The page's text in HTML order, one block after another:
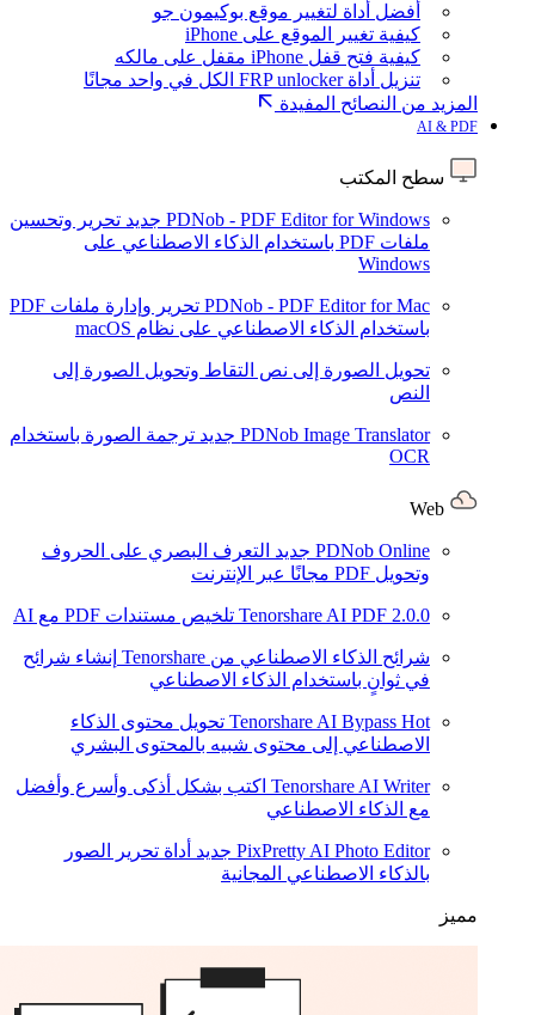
أفضل أداة لتغيير موقع بوكيمون جو
كيفية تغيير الموقع على iPhone
كيفية فتح قفل iPhone مقفل على مالكه
تنزيل أداة FRP unlocker الكل في واحد مجانًا
المزيد من النصائح المفيدة
AI & PDF
سطح المكتب
PDNob - PDF Editor for Windows جديد تحرير وتحسين
ملفات PDF باستخدام الذكاء الاصطناعي على
Windows
PDNob - PDF Editor for Mac
تحرير وإدارة ملفات PDF
باستخدام الذكاء الاصطناعي على نظام macOS
تحويل الصورة إلى نص التقاط وتحويل الصورة إلى
النص
PDNob Image Translator جديد ترجمة الصورة باستخدام
OCR
PDNob Online جديد التعرف البصري على الحروف
وتحويل PDF مجانًا عبر الإنترنت
Tenorshare AI PDF 2.0.0 تلخيص مستندات PDF مع AI
شرائح الذكاء الاصطناعي من Tenorshare
إنشاء شرائح
في ثوانٍ باستخدام الذكاء الاصطناعي
Tenorshare AI Bypass Hot
تحويل محتوى الذكاء
الاصطناعي إلى محتوى شبيه بالمحتوى البشري
Tenorshare AI Writer اكتب بشكل أذكى وأسرع وأفضل
مع الذكاء الاصطناعي
PixPretty AI Photo Editor جديد أداة تحرير الصور
بالذكاء الاصطناعي المجانية
مميز